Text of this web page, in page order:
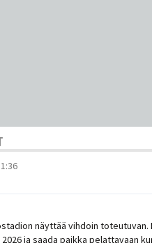
näyttää vihdoin
ja saada paikka pelattavaan